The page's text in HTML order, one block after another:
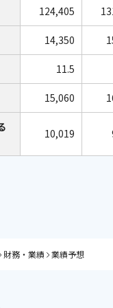
124,405
14,350
11.5
15,060
10,019
財務・業績 業績予想